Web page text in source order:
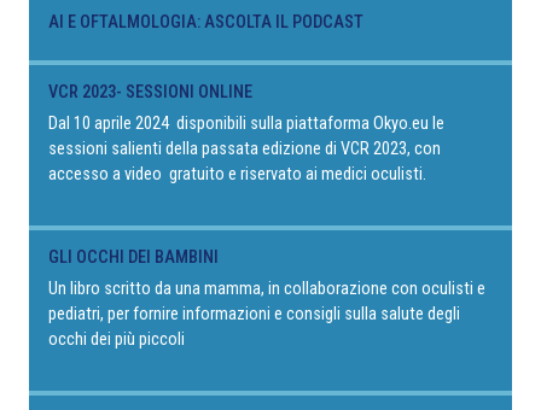
AI E OFTALMOLOGIA: ASCOLTA IL PODCAST
VCR 2023- SESSIONI ONLINE
Dal 10 aprile 2024 disponibili sulla piattaforma Okyo.eu le
sessioni salienti della passata edizione di VCR 2023, con
accesso a video gratuito e riservato ai medici oculisti.
GLI OCCHI DEI BAMBINI
Un libro scritto da una mamma, in collaborazione con oculisti e
pediatri, per fornire informazioni e consigli sulla salute degli
occhi dei più piccoli